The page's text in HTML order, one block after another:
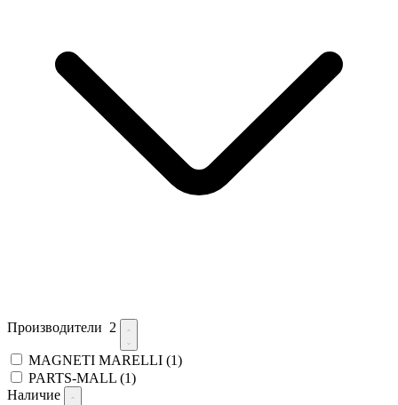
Производители 2
MAGNETI MARELLI (1)
PARTS-MALL (1)
Наличие